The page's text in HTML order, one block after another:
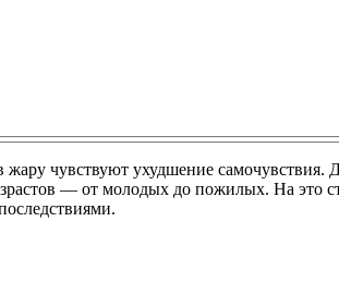
чувствуют ухудшение
― от молодых до пожилых. На это